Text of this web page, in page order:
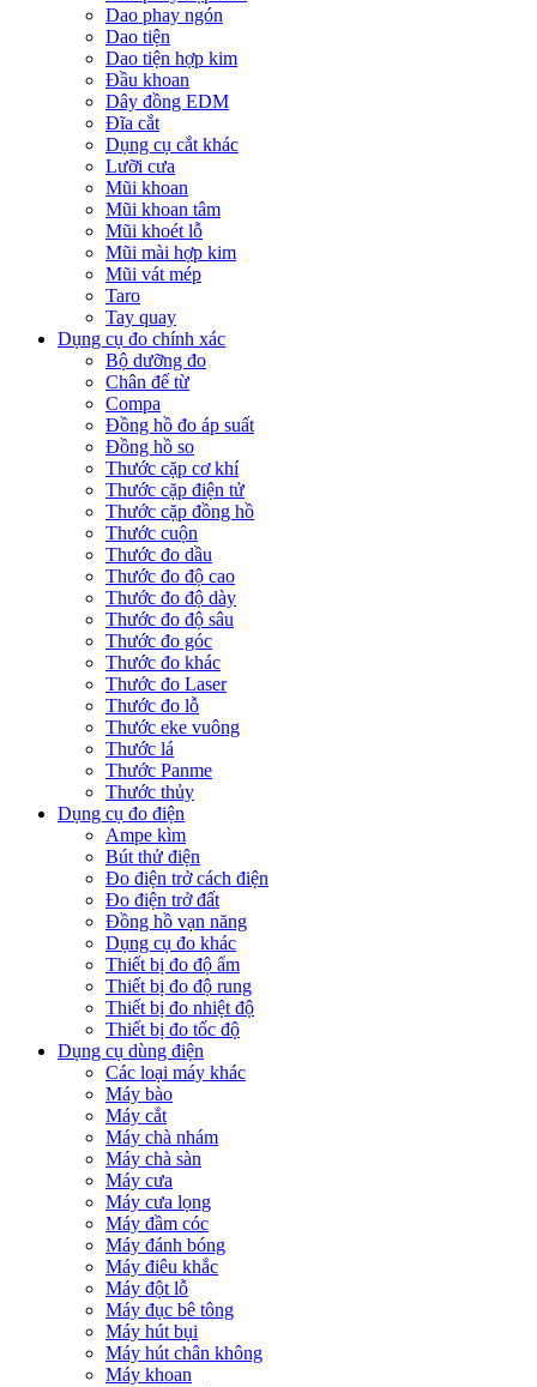
Dao phay ngón
Dao tiện
Dao tiện hợp kim
Đầu khoan
Dây đồng EDM
Đĩa cắt
Dụng cụ cắt khác
Lưỡi cưa
Mũi khoan
Mũi khoan tâm
Mũi khoét lỗ
Mũi mài hợp kim
Mũi vát mép
Taro
Tay quay
Dụng cụ đo chính xác
Bộ dưỡng đo
Chân đế từ
Compa
Đồng hồ đo áp suất
Đồng hồ so
Thước cặp cơ khí
Thước cặp điện tử
Thước cặp đồng hồ
Thước cuộn
Thước đo dầu
Thước đo độ cao
Thước đo độ dày
Thước đo độ sâu
Thước đo góc
Thước đo khác
Thước đo Laser
Thước đo lỗ
Thước eke vuông
Thước lá
Thước Panme
Thước thủy
Dụng cụ đo điện
Ampe kìm
Bút thử điện
Đo điện trở cách điện
Đo điện trở đất
Đồng hồ vạn năng
Dụng cụ đo khác
Thiết bị đo độ ẩm
Thiết bị đo độ rung
Thiết bị đo nhiệt độ
Thiết bị đo tốc độ
Dụng cụ dùng điện
Các loại máy khác
Máy bào
Máy cắt
Máy chà nhám
Máy chà sàn
Máy cưa
Máy cưa lọng
Máy đầm cóc
Máy đánh bóng
Máy điêu khắc
Máy đột lỗ
Máy đục bê tông
Máy hút bụi
Máy hút chân không
Máy khoan